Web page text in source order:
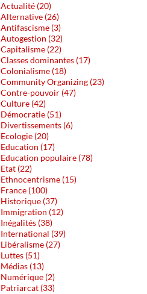
Actualité (20)
Alternative (26)
Antifascisme (3)
Autogestion (32)
Capitalisme (22)
Classes dominantes (17)
Colonialisme (18)
Community Organizing (23)
Contre-pouvoir (47)
Culture (42)
Démocratie (51)
Divertissements (6)
Ecologie (20)
Education (17)
Education populaire (78)
Etat (22)
Ethnocentrisme (15)
France (100)
Historique (37)
Immigration (12)
Inégalités (38)
International (39)
Libéralisme (27)
Luttes (51)
Médias (13)
Numérique (2)
Patriarcat (33)